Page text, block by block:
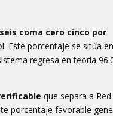
coma cero cinco por
Este porcentaje se sitúa
regresa en teoría
que separa a Red
porcentaje favorable